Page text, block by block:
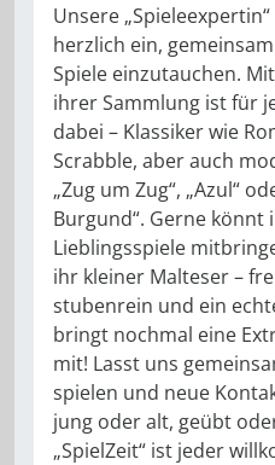
Unsere
herzlich ein,
Spiele einzutauchen.
ihrer Sammlung ist für
dabei – Klassiker wie
Scrabble, aber auch
„Zug um Zug“, „Azul“
Burgund“. Gerne könnt
Lieblingsspiele
ihr kleiner Malteser –
stubenrein und ein
bringt nochmal eine
mit! Lasst uns
spielen und neue
jung oder alt, geübt
„SpielZeit“ ist jeder